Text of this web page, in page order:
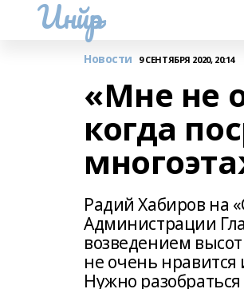
Инйәр
Новости 9 СЕНТЯБРЯ 2020, 20:14
«Мне не
когда
Радий Хабиров на
Администрации
возведением
не очень нравится
Нужно